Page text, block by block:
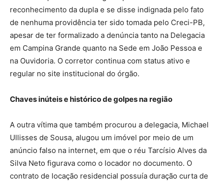
reconhecimento da dupla e se disse indignada pelo fato
de nenhuma providência ter sido tomada pelo Creci-PB,
apesar de ter formalizado a denúncia tanto na Delegacia
em Campina Grande quanto na Sede em João Pessoa e
na Ouvidoria. O corretor continua com status ativo e
regular no site institucional do órgão.
Chaves inúteis e histórico de golpes na região
A outra vítima que também procurou a delegacia, Michael
Ullisses de Sousa, alugou um imóvel por meio de um
anúncio falso na internet, em que o réu Tarcísio Alves da
Silva Neto figurava como o locador no documento. O
contrato de locação residencial possuía duração curta de